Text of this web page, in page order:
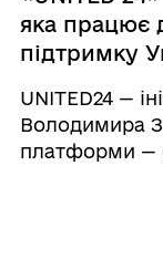
яка працює
підтримку
UNITED24 —
Володимира
платформи —